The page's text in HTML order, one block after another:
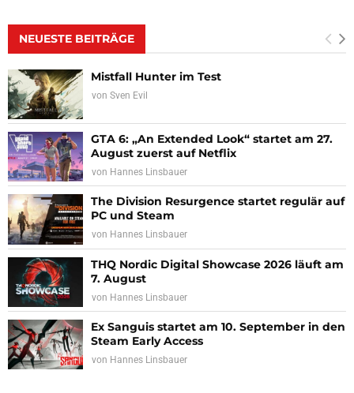
NEUESTE BEITRÄGE
Mistfall Hunter im Test
von Sven Evil
GTA 6: „An Extended Look“ startet am 27.
August zuerst auf Netflix
von Hannes Linsbauer
The Division Resurgence startet regulär auf
PC und Steam
von Hannes Linsbauer
THQ Nordic Digital Showcase 2026 läuft am
7. August
von Hannes Linsbauer
Ex Sanguis startet am 10. September in den
Steam Early Access
von Hannes Linsbauer